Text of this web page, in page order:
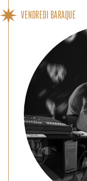
VENDREDI BARAQUE